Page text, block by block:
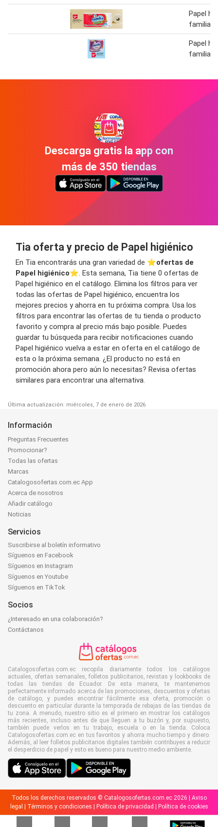
Papel
familia
Papel
familia
Descarga gratis la app con
más de 350 tiendas
Tia oferta y precio de Papel higiénico
En Tia encontrarás una gran variedad de ⭐️ofertas de
Papel higiénico⭐️. Esta semana, Tia tiene 0 ofertas de
Papel higiénico en el catálogo. Elimina los filtros para ver
todas las ofertas de Papel higiénico, encuentra los
mejores precios y ahorra en tu próxima compra. Usa los
filtros para encontrar las ofertas de tu tienda o producto
favorito y compra al precio más bajo posible. Puedes
guardar tu búsqueda para recibir notificaciones cuando
Papel higiénico vuelva a estar en oferta en el catálogo de
esta o la próxima semana. ¿El producto no está en
promoción ahora pero aún lo necesitas? Revisa ofertas
similares para encontrar una alternativa.
Última actualización: miércoles, 7 de enero de 2026
Información
Preguntas Frecuentes
Promocionar?
Todas las ofertas
Marcas
Catalogosofertas.com.ec App
Acerca de nosotros
Añadir catálogo
Noticias
Servicios
Suscribirse al boletín informativo
Síguenos en Facebook
Síguenos en Instagram
Síguenos en Youtube
Síguenos en TikTok
Socios
¿Interesado en una colaboración?
Contáctanos
Catalogosofertas.com.ec recopila diariamente todos los catálogos
actuales, ofertas semanales, folletos publicitarios, revistas y lookbooks de
todas las tiendas de Ecuador. De esta manera, te mantenemos
perfectamente informado acerca de las promociones, descuentos y ofertas
de catálogo, y puedes encontrar fácilmente esa oferta, promoción o
descuento en particular durante la temporada de rebajas de las tiendas de
tu zona. A menudo, nuestro sitio es el primero en mostrar los catálogos
más recientes, incluso antes de que lleguen a tu buzón y, por supuesto,
también puede verlos en tu trabajo, escuela o en la tienda. Coloca
Catalogosofertas.com.ec en tus favoritos y ahorra mucho tiempo y dinero.
Además, al leer folletos publicitarios digitales también contribuyes a reducir
el desperdicio de papel y esto es bueno para nuestro medio ambiente.
Todos los derechos reservados © Catalogosofertas.com.ec 2026 | Aviso
legal
Términos y condiciones Política de privacidad Política de cookies